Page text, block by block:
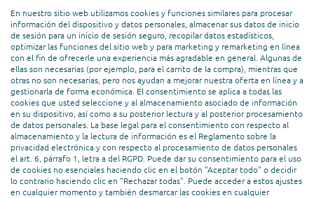
En nuestro sitio web utilizamos cookies y funciones similares para procesar
información del dispositivo y datos personales, almacenar sus datos de inicio
de sesión para un inicio de sesión seguro, recopilar datos estadísticos,
optimizar las funciones del sitio web y para marketing y remarketing en línea
con el fin de ofrecerle una experiencia más agradable en general. Algunas de
ellas son necesarias (por ejemplo, para el carrito de la compra), mientras que
otras no son necesarias, pero nos ayudan a mejorar nuestra oferta en línea y a
gestionarla de forma económica. El consentimiento se aplica a todas las
cookies que usted seleccione y al almacenamiento asociado de información
en su dispositivo, así como a su posterior lectura y al posterior procesamiento
de datos personales. La base legal para el consentimiento con respecto al
almacenamiento y la lectura de información es el Reglamento sobre la
privacidad electrónica y con respecto al procesamiento de datos personales
el art. 6, párrafo 1, letra a del RGPD. Puede dar su consentimiento para el uso
de cookies no esenciales haciendo clic en el botón "Aceptar todo" o decidir
lo contrario haciendo clic en "Rechazar todas". Puede acceder a estos ajustes
en cualquier momento y también desmarcar las cookies en cualquier